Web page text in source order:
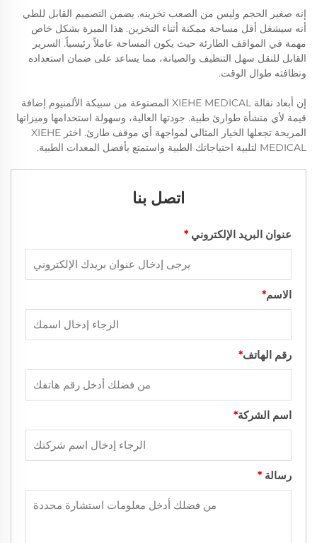
إنه صغير الحجم وليس من الصعب تخزينه. يضمن التصميم القابل للطي
أنه سيشغل أقل مساحة ممكنة أثناء التخزين. هذا الميزة بشكل خاص
مهمة في المواقف الطارئة حيث يكون المساحة عاملاً رئيسياً. السرير
القابل للنقل سهل التنظيف والصيانة، مما يساعد على ضمان استعداده
ونظافته طوال الوقت.
إن أبعاد نقالة XIEHE MEDICAL المصنوعة من سبيكة الألمنيوم إضافة
قيمة لأي منشأة طوارئ طبية. جودتها العالية، وسهولة استخدامها وميزاتها
المريحة تجعلها الخيار المثالي لمواجهة أي موقف طارئ. اختر XIEHE
MEDICAL لتلبية احتياجاتك الطبية واستمتع بأفضل المعدات الطبية.
اتصل بنا
عنوان البريد الإلكتروني *
الاسم*
رقم الهاتف*
اسم الشركة*
رسالة *